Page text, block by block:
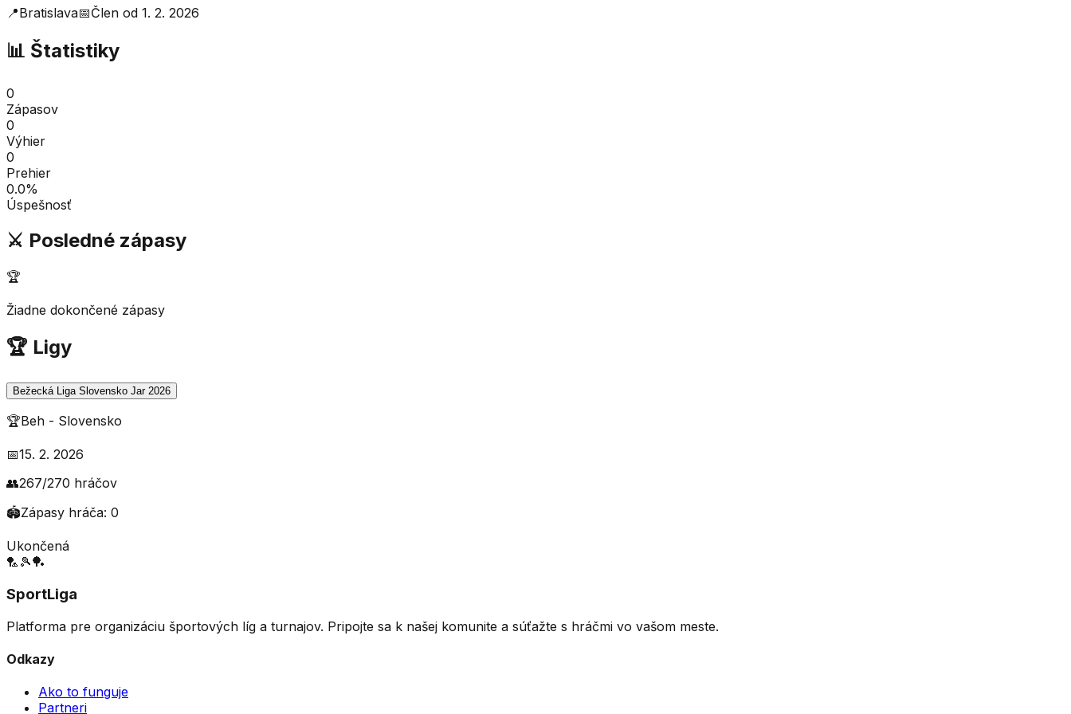
📍Bratislava📅Člen od 1. 2. 2026
📊 Štatistiky
0
Zápasov
0
Výhier
0
Prehier
0.0%
Úspešnosť
⚔️ Posledné zápasy
🏆
Žiadne dokončené zápasy
🏆 Ligy
Bežecká Liga Slovensko Jar 2026
🏆Beh - Slovensko
📅15. 2. 2026
👥267/270 hráčov
🏟️Zápasy hráča: 0
Ukončená
🏸 🎾🏓
SportLiga
Platforma pre organizáciu športových líg a turnajov. Pripojte sa k našej komunite a súťažte s hráčmi vo vašom meste.
Odkazy
Ako to funguje
Partneri